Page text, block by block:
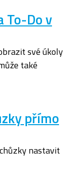
To-Do v
své úkoly
také
přímo
nastavit